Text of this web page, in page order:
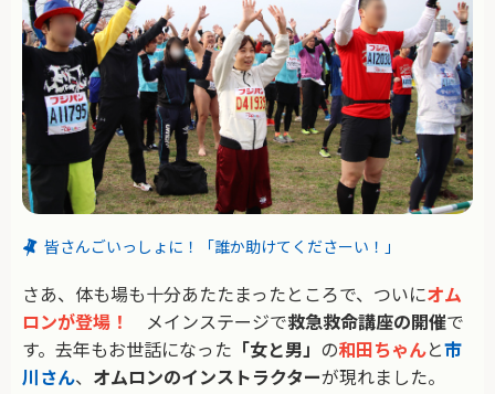
皆さんごいっしょに！「誰か助けてくださーい！」
さあ、体も場も十分あたたまったところで、ついにオム
ロンが登場！
メインステージで救急救命講座の開催で
す。去年もお世話になった 「女と男」 の和田ちゃんと市
川さん、 オムロンのインストラクターが現れました。